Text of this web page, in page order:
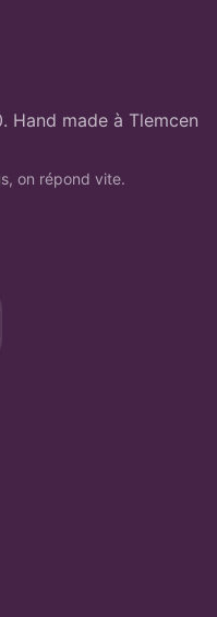
made à Tlemcen
on répond vite.